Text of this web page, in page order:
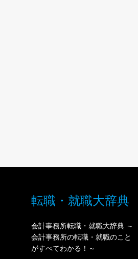
転職・就職大辞典
会計事務所転職・就職大辞典 ～
会計事務所の転職・就職のこと
がすべてわかる！～